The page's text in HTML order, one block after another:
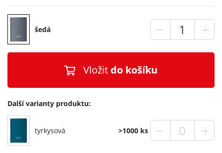
šedá
Vložit do košíku
Další varianty produktu:
tyrkysová >1000 ks